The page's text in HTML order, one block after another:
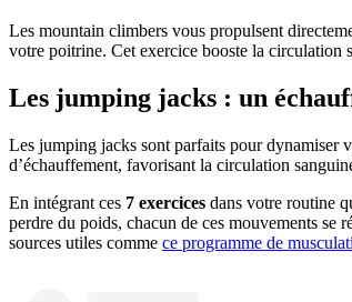
Les mountain climbers vous propulsent
votre poitrine. Cet exercice booste la circulation
Les jumping jacks : un
Les jumping jacks sont parfaits pour dynamiser
d’échauffement, favorisant la circulation
En intégrant ces 7 exercices dans votre routine
perdre du poids, chacun de ces mouvements se
sources utiles comme ce programme de